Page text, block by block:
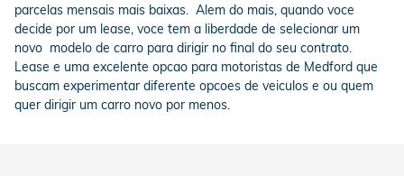
parcelas mensais mais baixas. Alem do mais, quando voce
decide por um lease, voce tem a liberdade de selecionar um
novo modelo de carro para dirigir no final do seu contrato.
Lease e uma excelente opcao para motoristas de Medford que
buscam experimentar diferente opcoes de veiculos e ou quem
quer dirigir um carro novo por menos.